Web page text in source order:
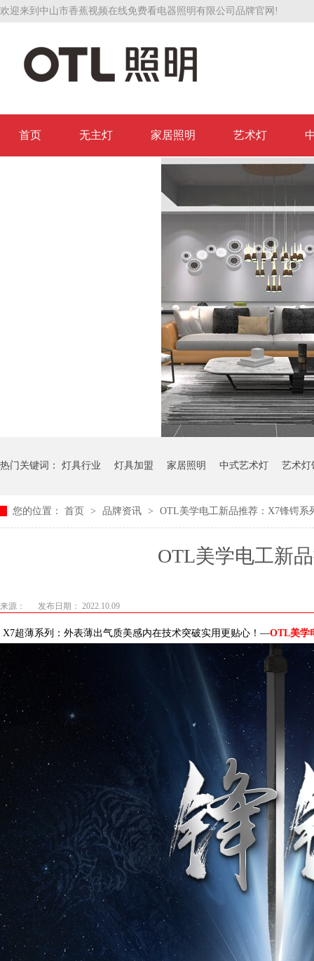
欢迎来到中山市香蕉视频在线免费看电器照明有限公司品牌官网!
首页 无主灯 家居照明 艺术灯
热门关键词： 灯具行业 灯具加盟 家居照明 中式艺术灯 艺术灯
您的位置： 首页 > 品牌资讯 > OTL美学电工新品推荐：X7锋锷系列
OTL美学电工新品推
来源： 发布日期： 2022.10.09
X7超薄系列：外表薄出气质美感内在技术突破实用更贴心！—OTL美学